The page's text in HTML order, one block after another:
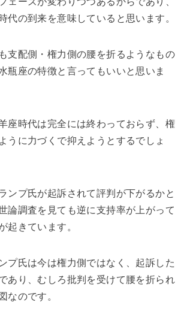
代の到来を意味していると思います。
支配側・権力側の腰を折るようなもの
瓶座の特徴と言ってもいいと思いま
座時代は完全には終わっておらず、権
うに力づくで抑えようとするでしょ
ンプ氏が起訴されて評判が下がるかと
論調査を見ても逆に支持率が上がって
起きています。
プ氏は今は権力側ではなく、起訴した
あり、むしろ批判を受けて腰を折られ
なのです。